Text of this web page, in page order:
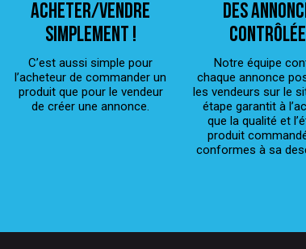
ACHETER/VENDRE
simplement !
C’est aussi simple pour
l’acheteur de commander un
produit que pour le vendeur
de créer une annonce.
Des
Notre équipe
chaque annonce
les vendeurs sur le
étape garantit à
que la qualité et
produit
conformes à sa